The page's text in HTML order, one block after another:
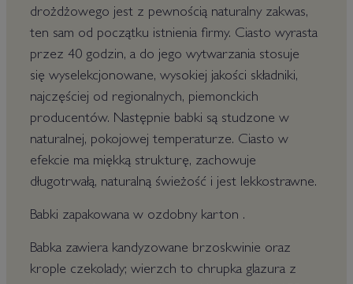
drożdżowego jest z pewnością naturalny zakwas,
ten sam od początku istnienia firmy. Ciasto wyrasta
przez 40 godzin, a do jego wytwarzania stosuje
się wyselekcjonowane, wysokiej jakości składniki,
najczęściej od regionalnych, piemonckich
producentów. Następnie babki są studzone w
naturalnej, pokojowej temperaturze. Ciasto w
efekcie ma miękką strukturę, zachowuje
długotrwałą, naturalną świeżość i jest lekkostrawne.
Babki zapakowana w ozdobny karton .
Babka zawiera kandyzowane brzoskwinie oraz
krople czekolady; wierzch to chrupka glazura z